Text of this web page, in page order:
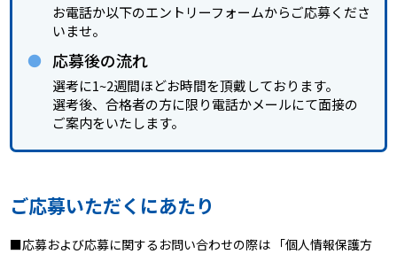
お電話か以下のエントリーフォームからご応募くださ
いませ。
応募後の流れ
選考に1~2週間ほどお時間を頂戴しております。
選考後、合格者の方に限り電話かメールにて面接の
ご案内をいたします。
ご応募いただくにあたり
■応募および応募に関するお問い合わせの際は 「個人情報保護方